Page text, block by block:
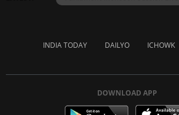
INDIA TODAY DAILYO ICHOWK
DOWNLOAD APP